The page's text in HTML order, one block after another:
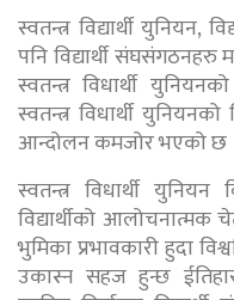
स्वतन्त्र विद्यार्थी युनियन,
पनि विद्यार्थी संघसंगठनहरु
स्वतन्त्र विधार्थी
स्वतन्त्र विधार्थी
आन्दोलन कमजोर भएको छ
स्वतन्त्र विधार्थी
विद्यार्थीको
भुमिका प्रभावकारी हुदा
उकास्न सहज हुन्छ